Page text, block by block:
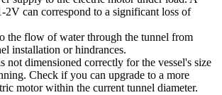
2V can correspond to a significant loss of
the flow of water through the tunnel from
installation or hindrances.
not dimensioned correctly for the vessel's size
Check if you can upgrade to a more
motor within the current tunnel diameter.